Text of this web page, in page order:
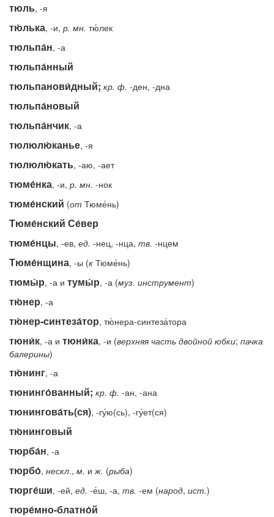
тюль, -я
тю́лька, -и, р. мн. тю́лек
тюльпа́н, -а
тюльпа́нный
тюльпанови́дный; кр. ф. -ден, -дна
тюльпа́новый
тюльпа́нчик, -а
тюлюлю́канье, -я
тюлюлю́кать, -аю, -ает
тюме́нка, -и, р. мн. -нок
тюме́нский (от Тюме́нь)
Тюме́нский Се́вер
тюме́нцы, -ев, ед. -нец, -нца, тв. -нцем
Тюме́нщина, -ы (к Тюме́нь)
тюмы́р, -а и тумы́р, -а (муз. инструмент)
тю́нер, -а
тю́нер-синтеза́тор, тю́нера-синтеза́тора
тюни́к, -а и тюни́ка, -и (верхняя часть двойной юбки; пачка
балерины)
тю́нинг, -а
тюнинго́ванный; кр. ф. -ан, -ана
тюнингова́ть(ся), -гу́ю(сь), -гу́ет(ся)
тю́нинговый
тюрба́н, -а
тюрбо́, нескл., м. иж. (рыба)
тюрге́ши, -ей, ед. -е́ш, -а, тв. -ем (народ, ист.)
тюре́мно-блатно́й